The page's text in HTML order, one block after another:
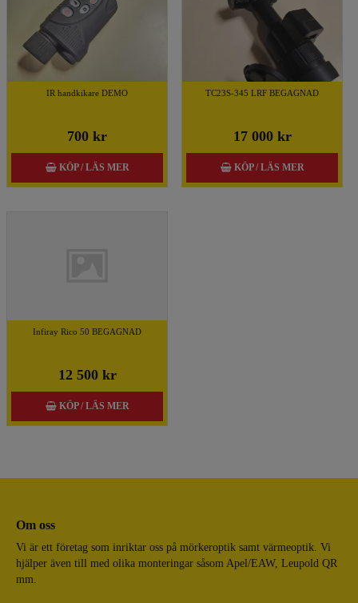
IR handkikare DEMO
700 kr
KÖP / LÄS MER
TC23S-345 LRF BEGAGNAD
17 000 kr
KÖP / LÄS MER
Infiray Rico 50 BEGAGNAD
12 500 kr
KÖP / LÄS MER
Om oss
Vi är ett företag som inriktar oss på mörkeroptik samt värmeoptik. Vi
hjälper även till med olika monteringar såsom Apel/EAW, Leupold QR
mm.